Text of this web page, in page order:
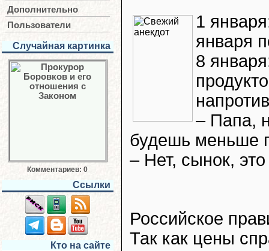
Дополнительно
Пользователи
Случайная картинка
Комментариев: 0
Ссылки
Кто на сайте
1
января
8
– Папа,
будешь меньше
– Нет, сынок,
Российское
Так как цены